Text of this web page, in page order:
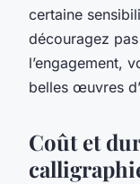
certaine
découragez
l’engagement,
belles œuvres
Coût et